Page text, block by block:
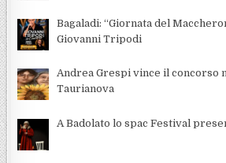
Bagaladi: “Giornata del
Giovanni Tripodi
Andrea Grespi vince il concorso
Taurianova
A Badolato lo spac Festival